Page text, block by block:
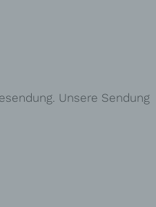
Unsere Sendung